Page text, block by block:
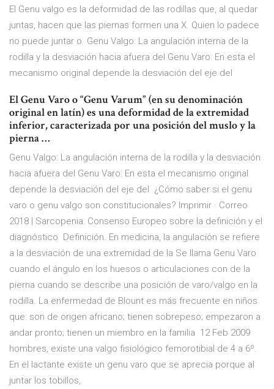
El Genu valgo es la deformidad de las rodillas que, al quedar
juntas, hacen que las piernas formen una X. Quien lo padece
no puede juntar o Genu Valgo: La angulación interna de la
rodilla y la desviación hacia afuera del Genu Varo: En esta el
mecanismo original depende la desviación del eje del
El Genu Varo o “Genu Varum” (en su denominación
original en latín) es una deformidad de la extremidad
inferior, caracterizada por una posición del muslo y la
pierna …
Genu Valgo: La angulación interna de la rodilla y la desviación
hacia afuera del Genu Varo: En esta el mecanismo original
depende la desviación del eje del ¿Cómo saber si el genu
varo o genu valgo son constitucionales? Imprimir · Correo
2018 | Sarcopenia: Consenso Europeo sobre la definición y el
diagnóstico Definición. En medicina, la angulación se refiere
a la desviación de una extremidad de la Se llama Genu Varo
cuando el ángulo en los huesos o articulaciones con de la
pierna cuando se describe una posición de varo/valgo en la
rodilla. La enfermedad de Blount es más frecuente en niños
que: son de origen africano; tienen sobrepeso; empezaron a
andar pronto; tienen un miembro en la familia 12 Feb 2009
hombres, existe una valgo fisiológico femorotibial de 4 a 6º.
En el lactante existe un genu varo que se aprecia porque al
juntar los tobillos,